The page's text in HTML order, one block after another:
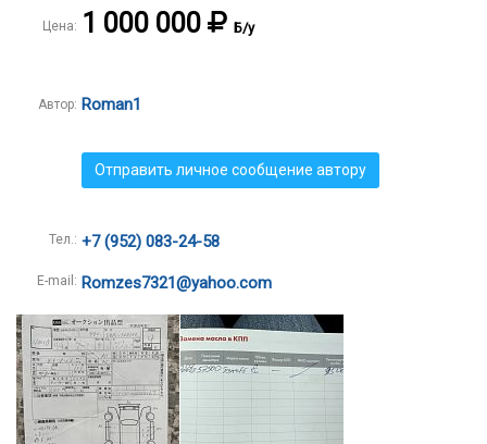
Цена: 1 000 000 Б/у
Автор: Roman1
Отправить личное сообщение автору
Тел.: +7 (952) 083-24-58
E-mail: Romzes7321@yahoo.com